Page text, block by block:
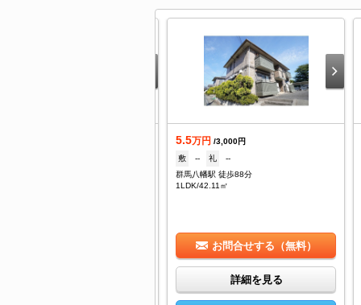
5.5万円 /3,000円
敷
-- 礼
--
群馬八幡駅 徒歩88分
1LDK/42.11㎡
お問合せする（無料）
詳細を見る